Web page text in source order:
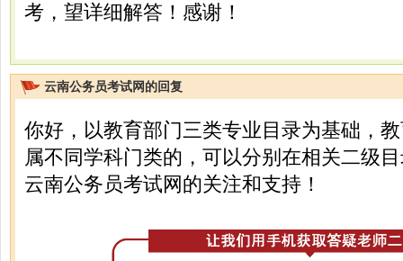
考，望详细解答！感谢！
云南公务员考试网的回复
你好，以教育部门三类专业目录为基础，
属不同学科门类的，可以分别在相关二级
云南公务员考试网的关注和支持！